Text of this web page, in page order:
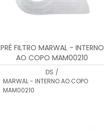
PRÉ FILTRO MARWAL - INTERNO
AO COPO MAM00210
DS /
MARWAL - INTERNO AO COPO
MAM00210